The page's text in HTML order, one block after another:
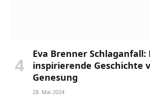
Eva Brenner Schlaganfall:
inspirierende Geschichte
Genesung
28. Mai 2024